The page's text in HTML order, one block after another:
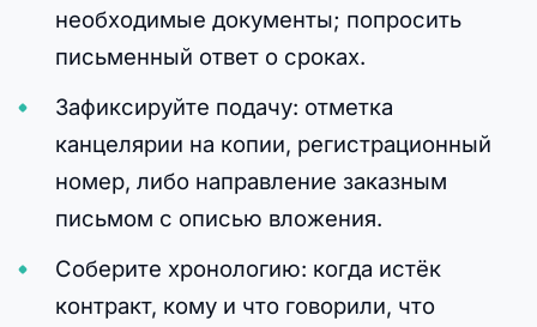
необходимые документы; попросить
письменный ответ о сроках.
Зафиксируйте подачу: отметка
канцелярии на копии, регистрационный
номер, либо направление заказным
письмом с описью вложения.
Соберите хронологию: когда истёк
контракт, кому и что говорили, что